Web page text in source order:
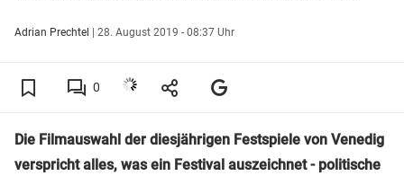
Adrian Prechtel | 28. August 2019 - 08:37 Uhr
0
Die Filmauswahl der diesjährigen Festspiele von Venedig
verspricht alles, was ein Festival auszeichnet - politische